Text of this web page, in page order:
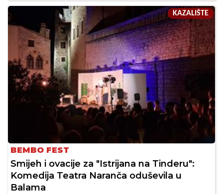
KAZALIŠTE
BEMBO FEST
Smijeh i ovacije za "Istrijana na Tinderu":
Komedija Teatra Naranča oduševila u
Balama